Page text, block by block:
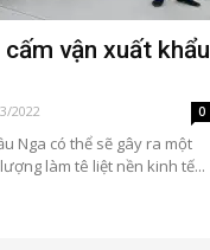
vận xuất khẩu
2022 0
Nga có thể sẽ gây ra một
làm tê liệt nền kinh tế...